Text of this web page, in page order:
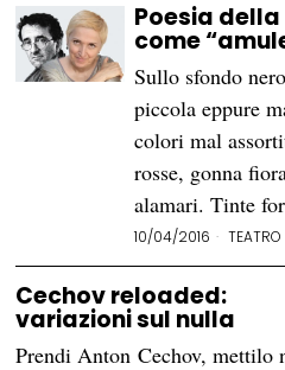
Poesia
come
Sullo sfondo
piccola eppure
colori mal
rosse, gonna
alamari. Tinte
10/04/2016 TEATRO
Cechov reloaded:
variazioni sul nulla
Prendi Anton Cechov, mettilo